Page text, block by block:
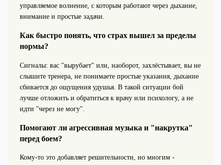
управляемое волнение, с которым работают через дыхание,
внимание и простые задачи.
Как быстро понять, что страх вышел за пределы
нормы?
Сигналы: вас "вырубает" или, наоборот, захлёстывает, вы не
слышите тренера, не понимаете простые указания, дыхание
сбивается до ощущения удушья. В такой ситуации бой
лучше отложить и обратиться к врачу или психологу, а не
идти "через не могу".
Помогают ли агрессивная музыка и "накрутка"
перед боем?
Кому-то это добавляет решительности, но многим -